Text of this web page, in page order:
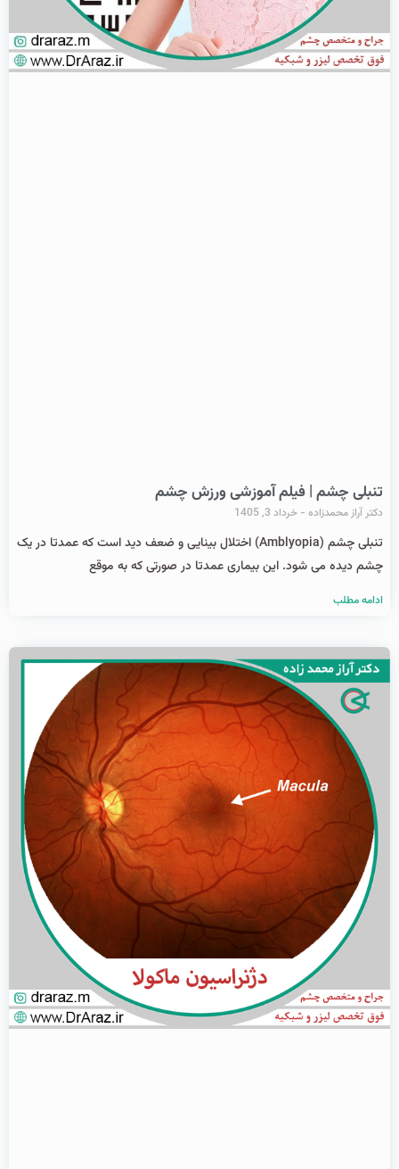
تنبلی چشم | فیلم آموزشی ورزش چشم
دکتر آراز محمدزاده خرداد 3, 1405
تنبلی چشم (Amblyopia) اختلال بینایی و ضعف دید است که عمدتا در یک
چشم دیده می شود. این بیماری عمدتا در صورتی که به موقع
ادامه مطلب